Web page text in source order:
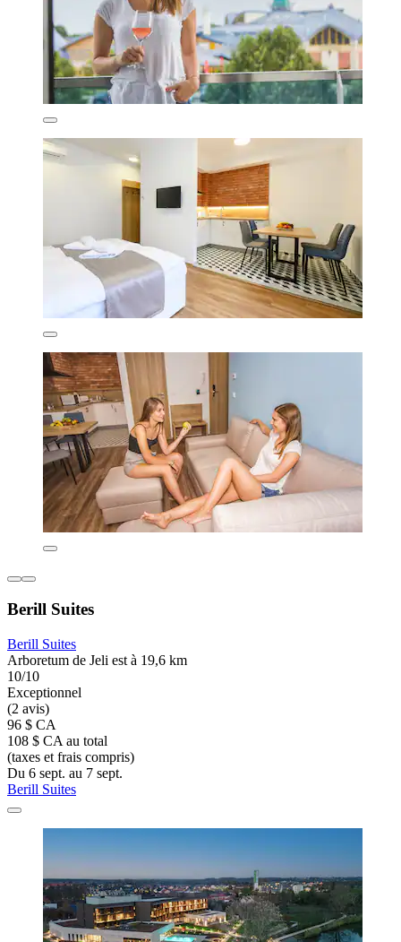
Berill Suites
Berill Suites
Arboretum de Jeli est à 19,6 km
10/10
Exceptionnel
(2 avis)
96 $ CA
108 $ CA au total
(taxes et frais compris)
Du 6 sept. au 7 sept.
Berill Suites